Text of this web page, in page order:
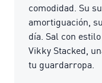
comodidad. Su
amortiguación,
día. Sal con
Vikky Stacked,
tu guardarropa.